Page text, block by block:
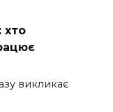
хто
викликає